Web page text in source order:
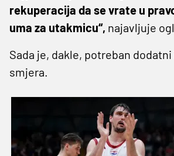
rekuperacija da se vrate u
uma za utakmicu“, najavljuje
Sada je, dakle, potreban
smjera.